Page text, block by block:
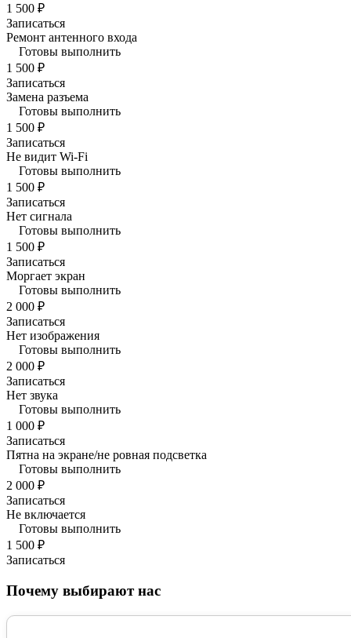
1 500 ₽
Записаться
Ремонт антенного входа
Готовы выполнить
1 500 ₽
Записаться
Замена разъема
Готовы выполнить
1 500 ₽
Записаться
Не видит Wi-Fi
Готовы выполнить
1 500 ₽
Записаться
Нет сигнала
Готовы выполнить
1 500 ₽
Записаться
Моргает экран
Готовы выполнить
2 000 ₽
Записаться
Нет изображения
Готовы выполнить
2 000 ₽
Записаться
Нет звука
Готовы выполнить
1 000 ₽
Записаться
Пятна на экране/не ровная подсветка
Готовы выполнить
2 000 ₽
Записаться
Не включается
Готовы выполнить
1 500 ₽
Записаться
Почему выбирают нас